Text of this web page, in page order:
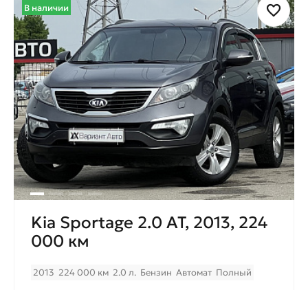
В наличии
Kia Sportage 2.0 AT, 2013, 224
000 км
2013 224 000 км 2.0 л. Бензин Автомат Полный